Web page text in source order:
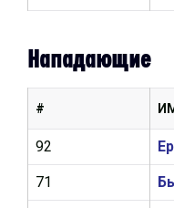
Нападающие
#
92
71